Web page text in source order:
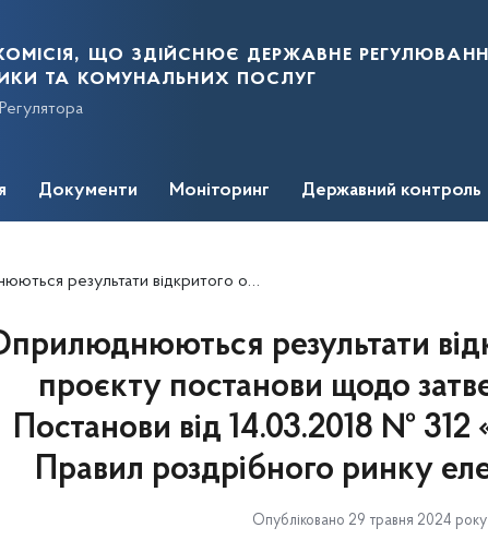
що здійснює державне
та комунальних послуг
Документи Моніторинг Державний контроль
проєкту постанови щодо затвердження Змін до Постанови від 14.03.2018 № 312 «Про затвердження Правил роздрібного ринку електричної енергії»
результати
проєкту постанови щодо
Постанови від 14.03.2018 №
Правил роздрібного ринку
Опубліковано 29 травня 2024 року